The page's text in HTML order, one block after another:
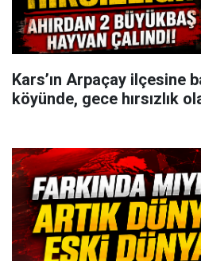
Kars’ın Arpaçay ilçesine
köyünde, gece hırsızlık